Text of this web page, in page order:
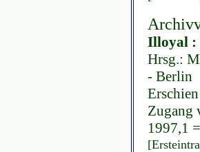
Illoyal :
Hrsg.:
- Berlin
Zugang
1997,1